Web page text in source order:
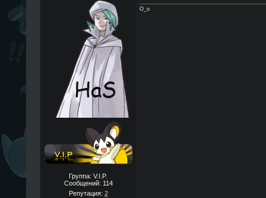
Группа: V.I.P.
Сообщений: 114
Репутация: 2
О_о